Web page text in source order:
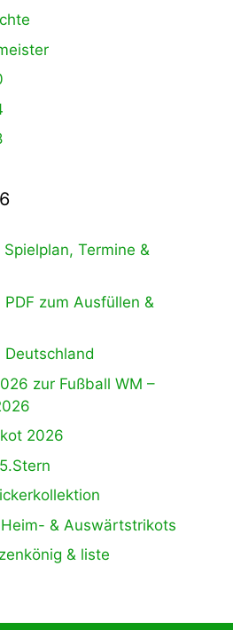
Termine &
zum Ausfüllen &
zur Fußball WM –
2026
& Auswärtstrikots
& liste